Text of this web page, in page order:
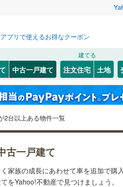
プリで使えるお得なクーポン
中古一戸建て
建てる
注文住宅 土地
2台以上ある物件一覧
古一戸建て
家族の成長にあわせて車を追加で購
をYahoo!不動産で見つけましょう。
宮城 秋田
埼玉 千葉
静岡 三重
四日市市(37)
桑名市(21)
尾鷲市
伊賀市
三重郡菰野町 5)
紀勢本線（JR東海）( 12
関西本線（JR西日本）(
養老鉄道養老線(7)
ム
築古・築30年以上（
ビルトインガレージ
防犯カメラ（ ）
検索条件を保存しました
新着物件通知は、 マイページから設
三重県、駐車場2台以上
検索条件を保存する
マイページ
じる お気に入りリストを
閉じる
じる お気に入りリストを
閉じる